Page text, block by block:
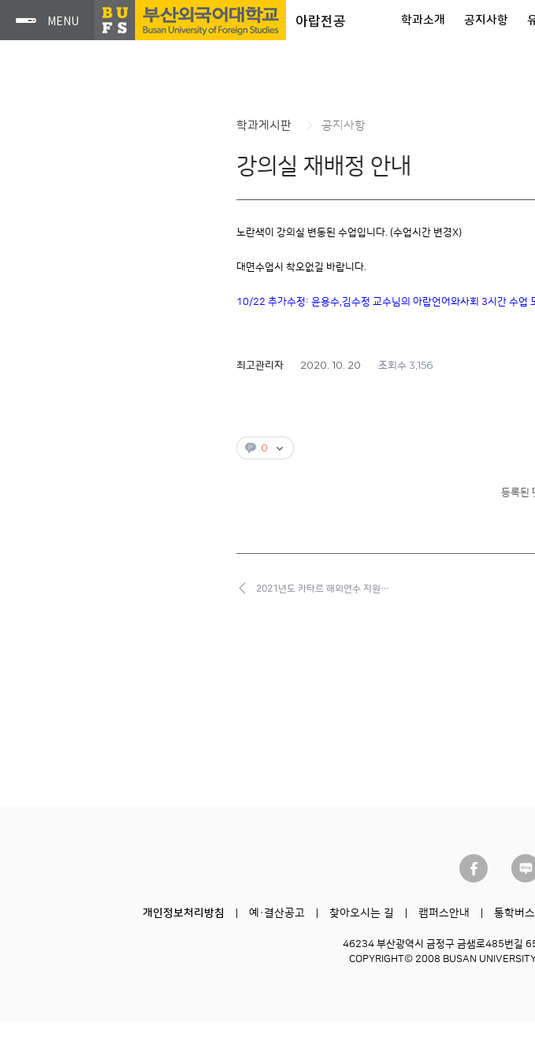
아랍전공 학과소개 공지사항
학과게시판 공지사항
강의실 재배정 안내
노란색이 강의실 변동된 수업입니다. (수업시간 변경X)
대면수업시 착오없길 바랍니다.
10/22 추가수정: 윤용수,김수정 교수님의 아랍언어와사회 3시간 수업
최고관리자 2020. 10. 20 조회수 3,156
0
등록된
2021년도 카타르 해외연수 지원…
개인정보처리방침 예·결산공고 찾아오시는 길 캠퍼스안내 통학버스
46234 부산광역시 금정구 금샘로485번길
COPYRIGHT© 2008 BUSAN UNIVERSITY